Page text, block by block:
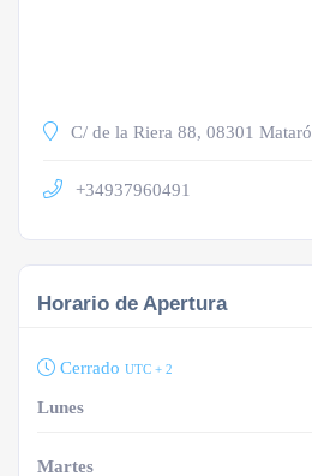
C/ de la Riera 88, 08301 Mataró
+34937960491
Horario de Apertura
Cerrado UTC + 2
Lunes
Martes